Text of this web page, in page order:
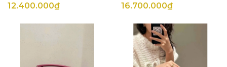
12.400.000₫ 16.700.000₫